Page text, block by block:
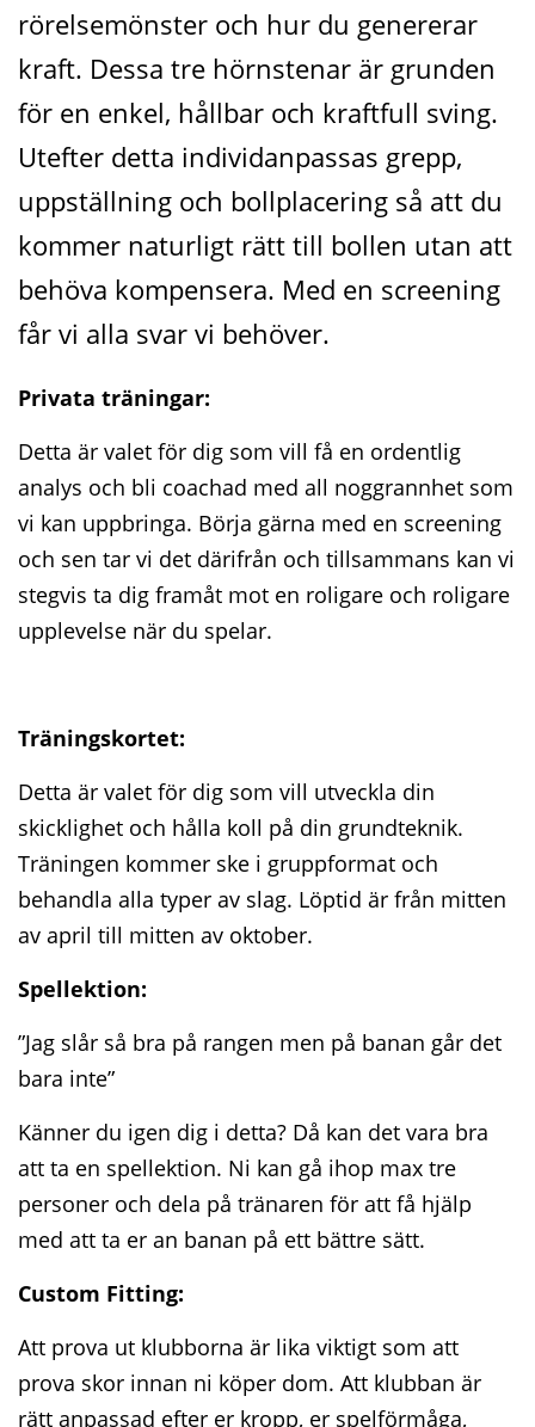
rörelsemönster och hur du genererar
kraft. Dessa tre hörnstenar är grunden
för en enkel, hållbar och kraftfull sving.
Utefter detta individanpassas grepp,
uppställning och bollplacering så att du
kommer naturligt rätt till bollen utan att
behöva kompensera. Med en screening
får vi alla svar vi behöver.
Privata träningar:
Detta är valet för dig som vill få en ordentlig
analys och bli coachad med all noggrannhet som
vi kan uppbringa. Börja gärna med en screening
och sen tar vi det därifrån och tillsammans kan vi
stegvis ta dig framåt mot en roligare och roligare
upplevelse när du spelar.
Träningskortet:
Detta är valet för dig som vill utveckla din
skicklighet och hålla koll på din grundteknik.
Träningen kommer ske i gruppformat och
behandla alla typer av slag. Löptid är från mitten
av april till mitten av oktober.
Spellektion:
”Jag slår så bra på rangen men på banan går det
bara inte”
Känner du igen dig i detta? Då kan det vara bra
att ta en spellektion. Ni kan gå ihop max tre
personer och dela på tränaren för att få hjälp
med att ta er an banan på ett bättre sätt.
Custom Fitting:
Att prova ut klubborna är lika viktigt som att
prova skor innan ni köper dom. Att klubban är
rätt anpassad efter er kropp, er spelförmåga,